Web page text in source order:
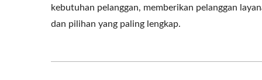
kebutuhan pelanggan, memberikan pelanggan
dan pilihan yang paling lengkap.